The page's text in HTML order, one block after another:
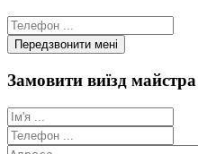
Замовити виїзд майстра